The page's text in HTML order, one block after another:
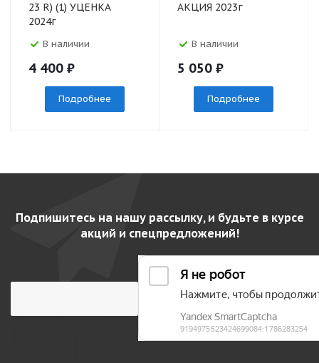
23 R) (1) УЦЕНКА
2024г
В наличии
4 400 ₽
Подробнее
АКЦИЯ 2023г
В наличии
5 050 ₽
Подробнее
Подпишитесь на нашу рассылку, и будьте в курсе
акций и спецпредложений!